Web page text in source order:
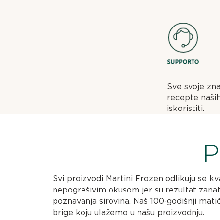
Sve svoje
recepte
iskoristiti.
Svi proizvodi Martini Frozen odlikuju se
nepogrešivim okusom jer su rezultat
poznavanja sirovina. Naš 100-godišnji
brige koju ulažemo u našu proizvodnju.